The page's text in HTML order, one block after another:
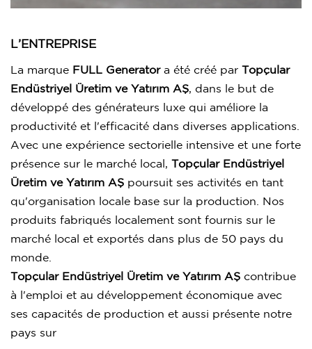
L’ENTREPRISE
La marque FULL Generator a été créé par
Topçular
Endüstriyel Üretim ve Yatırım AŞ, dans le but de
développé des générateurs luxe qui améliore la
productivité et l'efficacité dans diverses applications.
Avec une expérience sectorielle intensive et une forte
présence sur le marché local,
Topçular Endüstriyel
Üretim ve Yatırım AŞ poursuit ses activités en tant
qu'organisation locale base sur la production. Nos
produits fabriqués localement sont fournis sur le
marché local et exportés dans plus de 50 pays du
monde.
Topçular Endüstriyel Üretim ve Yatırım AŞ contribue
à l'emploi et au développement économique avec
ses capacités de production et aussi présente notre
pays sur